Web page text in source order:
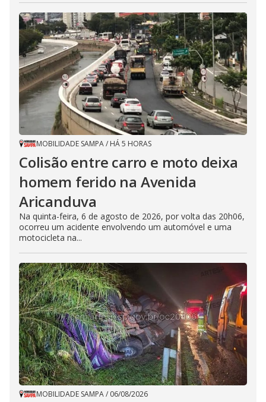
MOBILIDADE SAMPA/ HÁ 5 HORAS
Colisão entre carro e moto deixa
homem ferido na Avenida
Aricanduva
Na quinta-feira, 6 de agosto de 2026, por volta das 20h06,
ocorreu um acidente envolvendo um automóvel e uma
motocicleta na...
MOBILIDADE SAMPA/ 06/08/2026